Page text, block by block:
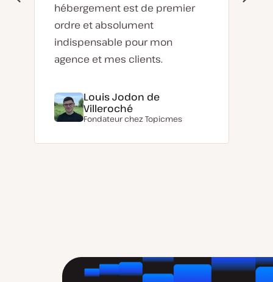
hébergement est de premier
ordre et absolument
indispensable pour mon
agence et mes clients.
Louis Jodon de
Villeroché
Fondateur chezTopicmes